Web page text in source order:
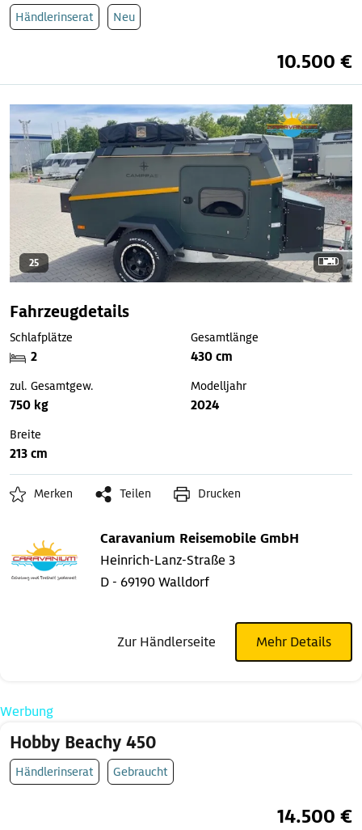
Händlerinserat Neu
10.500 €
25
Fahrzeugdetails
Schlafplätze
2
Gesamtlänge
430 cm
zul. Gesamtgew.
750 kg
Modelljahr
2024
Breite
213 cm
Merken Teilen Drucken
Caravanium Reisemobile GmbH
Heinrich-Lanz-Straße 3
D - 69190 Walldorf
Zur Händlerseite Mehr Details
Werbung
Hobby Beachy 450
Händlerinserat Gebraucht
14.500 €